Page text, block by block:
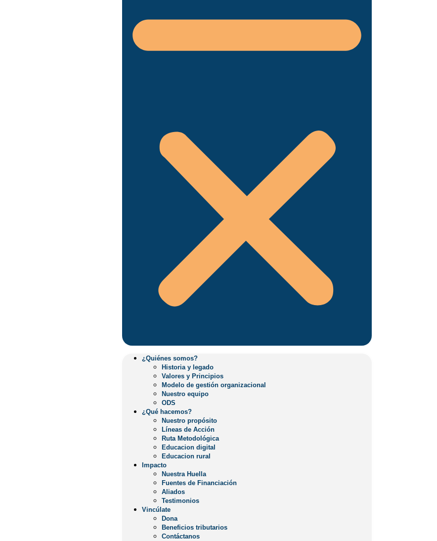
¿Quiénes somos?
Historia y legado
Valores y Principios
Modelo de gestión organizacional
Nuestro equipo
ODS
¿Qué hacemos?
Nuestro propósito
Líneas de Acción
Ruta Metodológica
Educacion digital
Educacion rural
Impacto
Nuestra Huella
Fuentes de Financiación
Aliados
Testimonios
Vincúlate
Dona
Beneficios tributarios
Contáctanos
Nuestro equipo
ODS
¿Qué hacemos?
Nuestro propósito
Líneas de Acción
Ruta Metodológica
Educacion digital
Educacion rural
Impacto
Nuestra Huella
Fuentes de Financiación
Aliados
Testimonios
Vincúlate
Dona
Beneficios tributarios
Contáctanos
Blog
Artículos
Noticias
Publicaciones